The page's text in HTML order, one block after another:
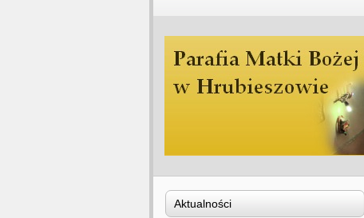
Aktualności